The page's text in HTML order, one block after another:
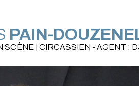
PAIN-
SCÈNE | CIRCASSIEN - AGENT :